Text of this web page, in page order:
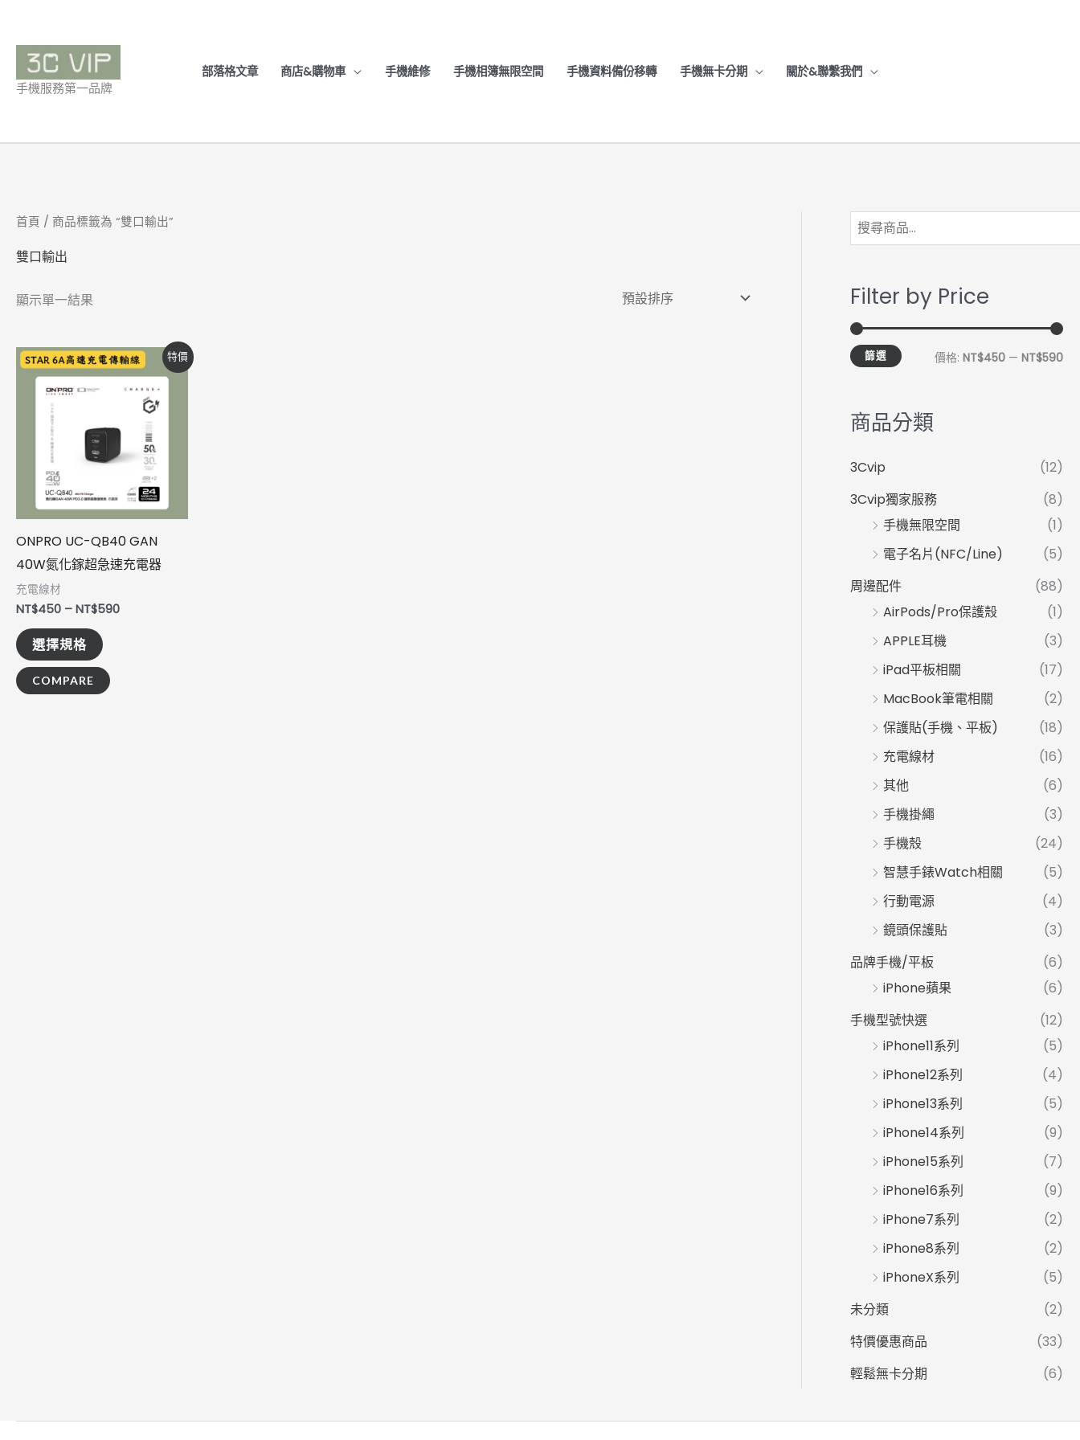
手機服務第一品牌
部落格文章 商店&購物車 手機維修 手機相簿無限空間 手機資料備份移轉 手機無卡分期 關於&聯繫我們
首頁 / 商品標籤為 “雙口輸出”
雙口輸出
顯示單一結果
特價
ONPRO UC-QB40 GAN
40W氮化鎵超急速充電器
充電線材
NT$450 – NT$590
價
格
範
圍：
NT$450
到
NT$590
選擇規格
此
產
有
款
式。
可
在
品
頁
選
COMPARE
Filter by Price
低
高
篩選 價格: NT$450 — NT$590
商品分類
3Cvip
(12)
3Cvip獨家服務
(8)
手機無限空間
(1)
電子名片(NFC/Line)
(5)
周邊配件
(88)
AirPods/Pro保護殼
(1)
APPLE耳機
(3)
iPad平板相關
(17)
MacBook筆電相關
(2)
保護貼(手機、平板)
(18)
充電線材
(16)
其他
(6)
手機掛繩
(3)
手機殼
(24)
智慧手錶Watch相關
(5)
行動電源
(4)
鏡頭保護貼
(3)
品牌手機/平板
(6)
iPhone蘋果
(6)
手機型號快選
(12)
iPhone11系列
(5)
iPhone12系列
(4)
iPhone13系列
(5)
iPhone14系列
(9)
iPhone15系列
(7)
iPhone16系列
(9)
iPhone7系列
(2)
iPhone8系列
(2)
iPhoneX系列
(5)
未分類
(2)
特價優惠商品
(33)
輕鬆無卡分期
(6)